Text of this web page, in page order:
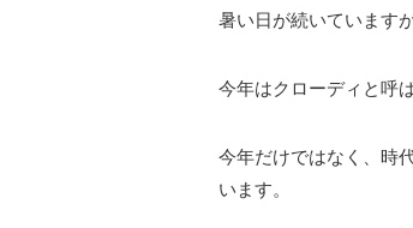
暑い日が続いています
今年はクローディと呼
今年だけではなく、時
います。